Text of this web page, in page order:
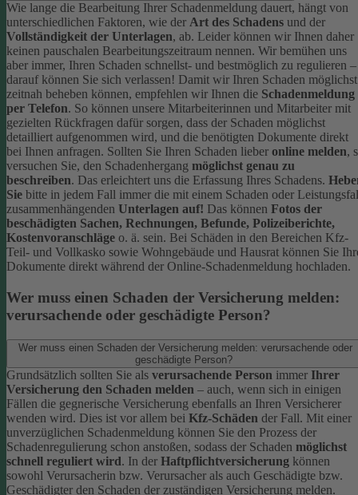
Wie lange die Bearbeitung Ihrer Schadenmeldung dauert, hängt von
unterschiedlichen Faktoren, wie der Art des Schadens und der
Vollständigkeit der Unterlagen, ab. Leider können wir Ihnen daher
keinen pauschalen Bearbeitungszeitraum nennen. Wir bemühen uns
aber immer, Ihren Schaden schnellst- und bestmöglich zu regulieren –
darauf können Sie sich verlassen! Damit wir Ihren Schaden möglichst
zeitnah beheben können, empfehlen wir Ihnen die Schadenmeldung
per Telefon. So können unsere Mitarbeiterinnen und Mitarbeiter mit
gezielten Rückfragen dafür sorgen, dass der Schaden möglichst
detailliert aufgenommen wird, und die benötigten Dokumente direkt
bei Ihnen anfragen. Sollten Sie Ihren Schaden lieber online melden,
versuchen Sie, den Schadenhergang möglichst genau zu
beschreiben. Das erleichtert uns die Erfassung Ihres Schadens.
Sie bitte in jedem Fall immer die mit einem Schaden oder
zusammenhängenden Unterlagen auf! Das können Fotos der
beschädigten Sachen, Rechnungen, Befunde, Polizeiberichte,
Kostenvoranschläge o. ä. sein. Bei Schäden in den Bereichen Kfz-
Teil- und Vollkasko sowie Wohngebäude und Hausrat können Sie
Dokumente direkt während der Online-Schadenmeldung hochladen.
Wer muss einen Schaden der Versicherung melden:
verursachende oder geschädigte Person?
Wer muss einen Schaden der Versicherung melden: verursachende oder
geschädigte Person?
Grundsätzlich sollten Sie als verursachende Person immer Ihrer
Versicherung den Schaden melden – auch, wenn sich in einigen
Fällen die gegnerische Versicherung ebenfalls an Ihren Versicherer
wenden wird. Dies ist vor allem bei Kfz-Schäden der Fall. Mit einer
unverzüglichen Schadenmeldung können Sie den Prozess der
Schadenregulierung schon anstoßen, sodass der Schaden möglichst
schnell reguliert wird. In der Haftpflichtversicherung können
sowohl Verursacherin bzw. Verursacher als auch Geschädigte bzw.
Geschädigter den Schaden der zuständigen Versicherung melden.